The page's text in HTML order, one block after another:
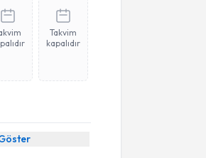
Takvim
kapalıdır